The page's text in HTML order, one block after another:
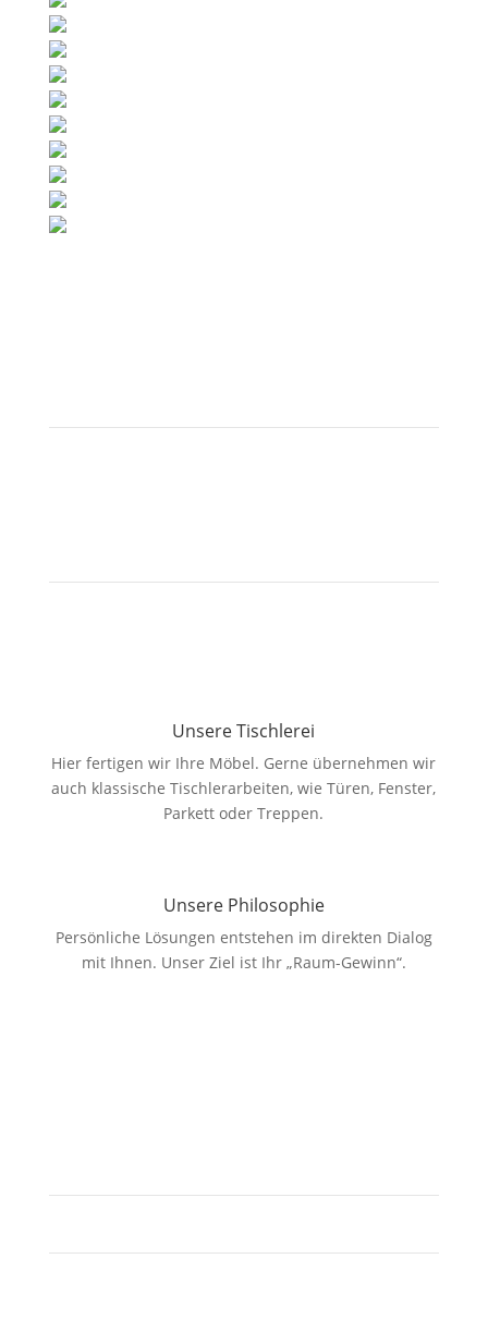
Unsere Tischlerei
Hier fertigen wir Ihre Möbel. Gerne übernehmen wir
auch klassische Tischlerarbeiten, wie Türen, Fenster,
Parkett oder Treppen.
Unsere Philosophie
Persönliche Lösungen entstehen im direkten Dialog
mit Ihnen. Unser Ziel ist Ihr „Raum-Gewinn“.